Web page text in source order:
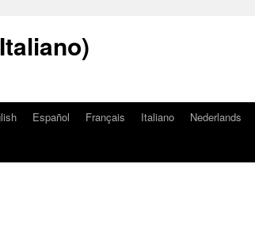
Español Français Italiano Nederlands